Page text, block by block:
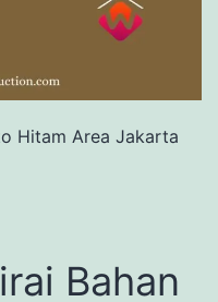
Hitam Area Jakarta
Bahan